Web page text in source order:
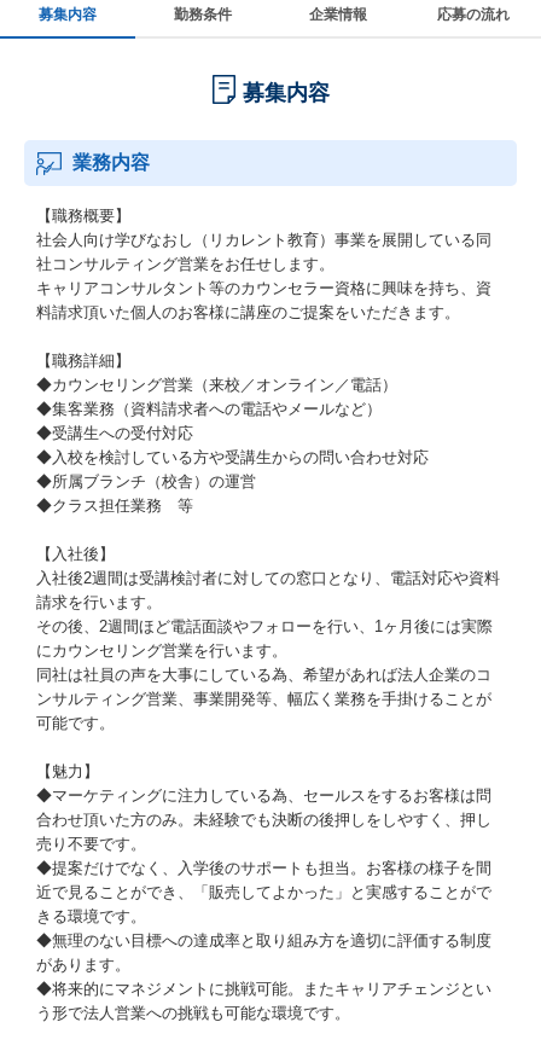
募集内容 勤務条件 企業情報 応募の流れ
募集内容
業務内容
【職務概要】
社会人向け学びなおし（リカレント教育）事業を展開している同
社コンサルティング営業をお任せします。
キャリアコンサルタント等のカウンセラー資格に興味を持ち、資
料請求頂いた個人のお客様に講座のご提案をいただきます。
【職務詳細】
◆カウンセリング営業（来校／オンライン／電話）
◆集客業務（資料請求者への電話やメールなど）
◆受講生への受付対応
◆入校を検討している方や受講生からの問い合わせ対応
◆所属ブランチ（校舎）の運営
◆クラス担任業務 等
【入社後】
入社後2週間は受講検討者に対しての窓口となり、電話対応や資料
請求を行います。
その後、2週間ほど電話面談やフォローを行い、1ヶ月後には実際
にカウンセリング営業を行います。
同社は社員の声を大事にしている為、希望があれば法人企業のコ
ンサルティング営業、事業開発等、幅広く業務を手掛けることが
可能です。
【魅力】
◆マーケティングに注力している為、セールスをするお客様は問
合わせ頂いた方のみ。未経験でも決断の後押しをしやすく、押し
売り不要です。
◆提案だけでなく、入学後のサポートも担当。お客様の様子を間
近で見ることができ、「販売してよかった」と実感することがで
きる環境です。
◆無理のない目標への達成率と取り組み方を適切に評価する制度
があります。
◆将来的にマネジメントに挑戦可能。またキャリアチェンジとい
う形で法人営業への挑戦も可能な環境です。